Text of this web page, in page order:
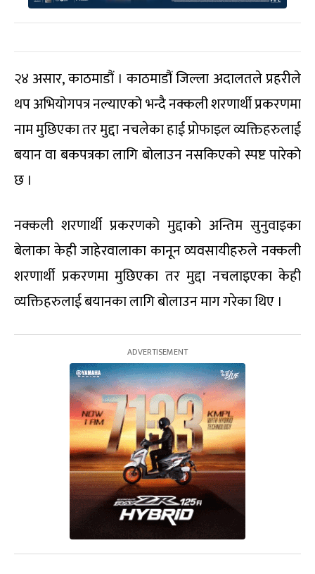
२४ असार, काठमाडौं । काठमाडौं जिल्ला अदालतले प्रहरीले
थप अभियोगपत्र नल्याएको भन्दै नक्कली शरणार्थी प्रकरणमा
नाम मुछिएका तर मुद्दा नचलेका हाई प्रोफाइल व्यक्तिहरुलाई
बयान वा बकपत्रका लागि बोलाउन नसकिएको स्पष्ट पारेको
छ ।
नक्कली शरणार्थी प्रकरणको मुद्दाको अन्तिम सुनुवाइका
बेलाका केही जाहेरवालाका कानून व्यवसायीहरुले नक्कली
शरणार्थी प्रकरणमा मुछिएका तर मुद्दा नचलाइएका केही
व्यक्तिहरुलाई बयानका लागि बोलाउन माग गरेका थिए ।